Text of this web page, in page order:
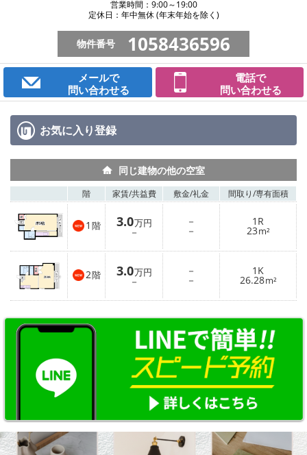
営業時間：9:00～19:00
定休日：年中無休 (年末年始を除く)
物件番号 1058436596
メールで
問い合わせる
電話で
問い合わせる
お気に入り登録
同じ建物の他の空室
階 家賃/共益費 敷金/礼金 間取り/専有面積
1 階 3.0万円
－
－
－
1R
23m²
2階 3.0万円
－
－
－
1K
26.28m²